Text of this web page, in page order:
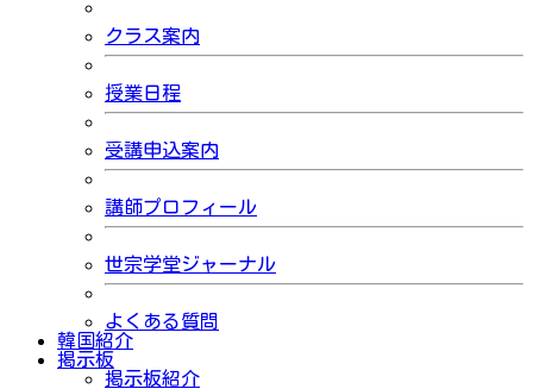
クラス案内
授業日程
受講申込案内
講師プロフィール
世宗学堂ジャーナル
よくある質問
韓国紹介
掲示板
掲示板紹介